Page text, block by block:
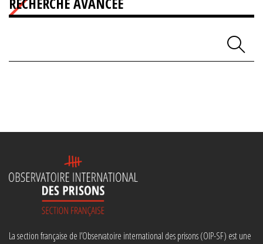
La section française de l’Observatoire international des prisons (OIP-SF) est une